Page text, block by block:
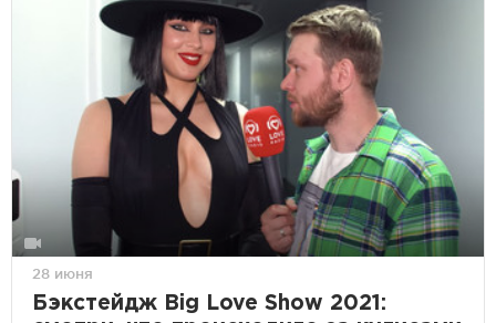
28 июня
Бэкстейдж Big Love Show 2021: